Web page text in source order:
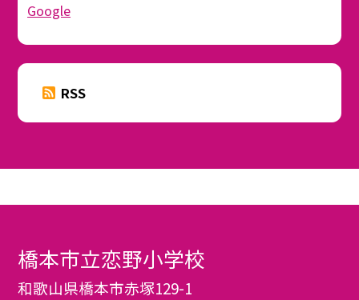
Google
RSS
橋本市立恋野小学校
和歌山県橋本市赤塚129-1